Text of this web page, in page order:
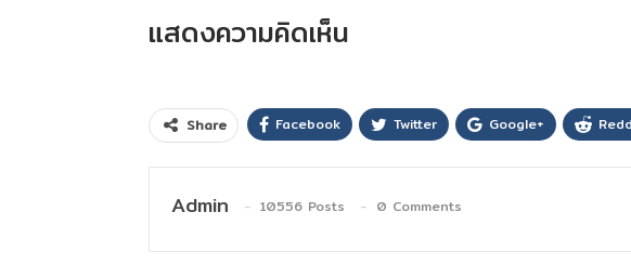
แสดงความคิดเห็น
Share Facebook Twitter Google+
Admin 10556 Posts 0 Comments